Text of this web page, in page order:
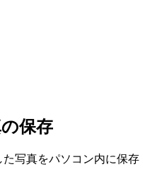
保存
写真をパソコン内に保存